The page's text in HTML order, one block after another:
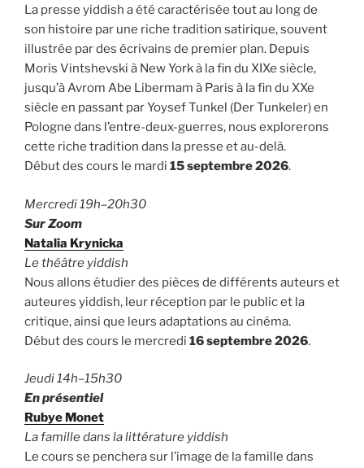
La presse yiddish a été caractérisée tout au long de
son histoire par une riche tradition satirique, souvent
illustrée par des écrivains de premier plan. Depuis
Moris Vintshevski à New York à la fin du XIXe siècle,
jusqu’à Avrom Abe Libermam à Paris à la fin du XXe
siècle en passant par Yoysef Tunkel (Der Tunkeler) en
Pologne dans l’entre-deux-guerres, nous explorerons
cette riche tradition dans la presse et au-delà.
Début des cours le mardi 15 septembre 2026.
Mercredi 19h–20h30
Sur Zoom
Natalia Krynicka
Le théâtre yiddish
Nous allons étudier des pièces de différents auteurs et
auteures yiddish, leur réception par le public et la
critique, ainsi que leurs adaptations au cinéma.
Début des cours le mercredi 16 septembre 2026.
Jeudi 14h–15h30
En présentiel
Rubye Monet
La famille dans la littérature yiddish
Le cours se penchera sur l’image de la famille dans